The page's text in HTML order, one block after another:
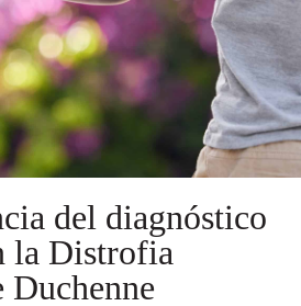
del diagnóstico
la Distrofia
Duchenne